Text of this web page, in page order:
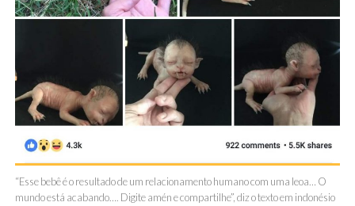
“Esse bebê é o resultado de um relacionamento humano com uma leoa… O
mundo está acabando…. Digite amén e compartilhe”, diz o texto em indonésio